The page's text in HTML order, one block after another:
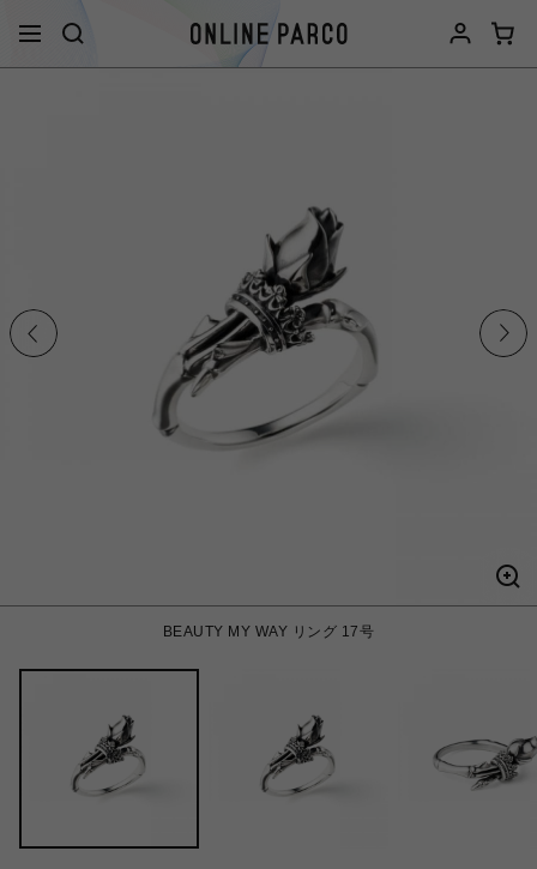
BEAUTY MY WAY リング 17号